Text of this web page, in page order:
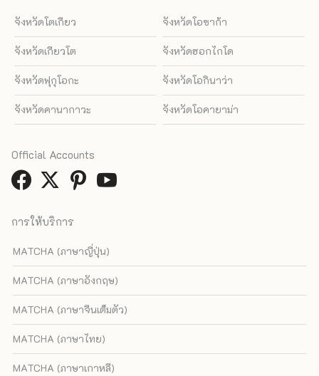
จังหวัดโตเกียว จังหวัดโอซาก้า
จังหวัดเกียวโต จังหวัดฮอกไกโด
จังหวัดฟุกุโอกะ จังหวัดโอกินาว่า
จังหวัดคานากาวะ จังหวัดโอคายาม่า
การให้บริการ
MATCHA (ภาษาญี่ปุ่น)
MATCHA (ภาษาอังกฤษ)
MATCHA (ภาษาจีนเต็มตัว)
MATCHA (ภาษาไทย)
MATCHA (ภาษาเกาหลี)
Official Accounts